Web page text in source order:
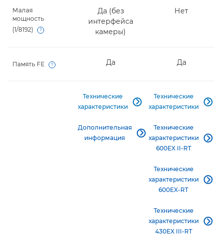
Малая
мощность
(1/8192)
Да (без
интерфейса
камеры)
Нет
Память FE
Да Да
Технические
характеристики

Дополнительная
информация

Технические
характеристики

Технические
характеристики
600EX II-RT

Технические
характеристики
600EX-RT

Технические
характеристики
430EX III-RT
